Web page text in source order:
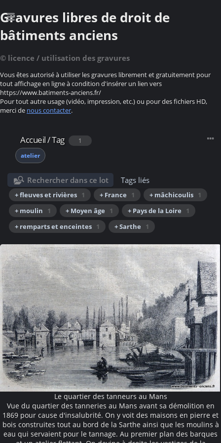
Gravures libres de droit de
bâtiments anciens
© licence / utilisation des gravures
Vous êtes autorisé à utiliser les gravures librement et gratuitement pour
tout affichage en ligne à condition d'insérer un lien vers
https://www.batiments-anciens.fr/
Pour tout autre usage (vidéo, impression, etc.) ou pour des fichiers HD,
merci de nous contacter.
Accueil/Tag
1
atelier
Rechercher dans ce lot Tags liés
+ fleuves et rivières 1 + France 1 + mâchicoulis 1
+ moulin
1 + Moyen âge 1 + Pays de la Loire
1
+ remparts et enceintes 1 + Sarthe 1
Le quartier des tanneurs au Mans
Vue du quartier des tanneries au Mans avant sa démolition en
1869 pour cause d'insalubrité. On y voit des maisons en pierre et
bois construites tout au bord de la Sarthe ainsi que les moulins à
eau qui servaient pour le tannage. Au premier plan des barques